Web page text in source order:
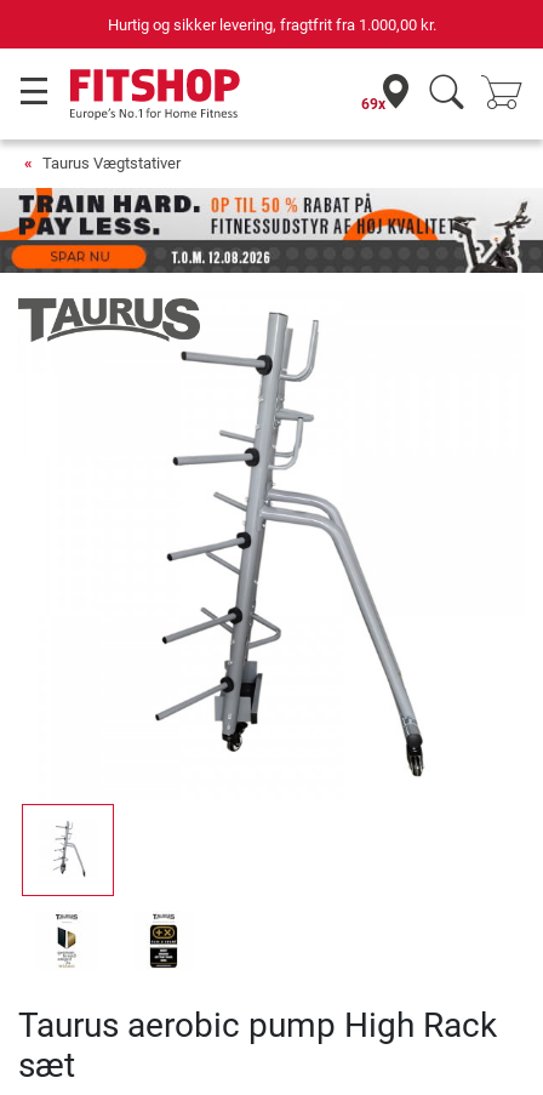
levering, fragtfrit fra1.000,00 kr.
69x
Taurus Vægtstativer
Taurus aerobic pump High Rack
sæt